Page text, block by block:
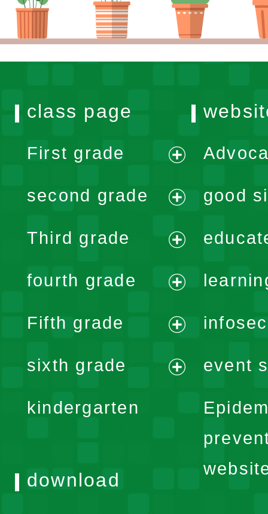
class page
First grade
menu
second grade
menu
Third grade
menu
fourth grade
menu
Fifth grade
menu
sixth grade
kindergarten
good
event
download